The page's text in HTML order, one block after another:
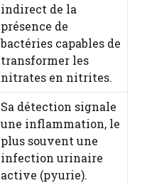
indirect de la
présence de
bactéries capables de
transformer les
nitrates en nitrites.
Sa détection signale
une inflammation, le
plus souvent une
infection urinaire
active (pyurie).